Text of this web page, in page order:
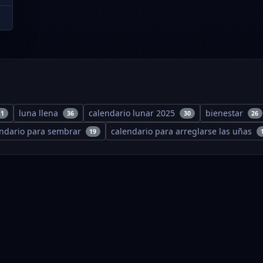
luna llena 36 calendario lunar 2025 30 bienestar 26
para sembrar 19 calendario para arreglarse las uñas